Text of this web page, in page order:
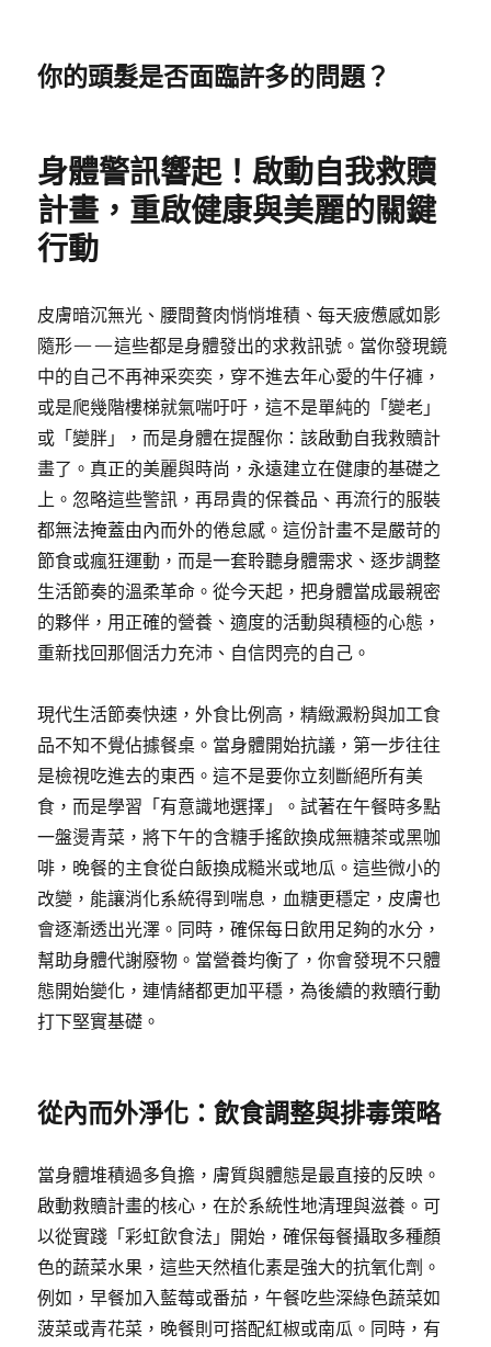
你的頭髮是否面臨許多的問題？
身體警訊響起！啟動自我救贖
計畫，重啟健康與美麗的關鍵
行動
皮膚暗沉無光、腰間贅肉悄悄堆積、每天疲憊感如影
隨形——這些都是身體發出的求救訊號。當你發現鏡
中的自己不再神采奕奕，穿不進去年心愛的牛仔褲，
或是爬幾階樓梯就氣喘吁吁，這不是單純的「變老」
或「變胖」，而是身體在提醒你：該啟動自我救贖計
畫了。真正的美麗與時尚，永遠建立在健康的基礎之
上。忽略這些警訊，再昂貴的保養品、再流行的服裝
都無法掩蓋由內而外的倦怠感。這份計畫不是嚴苛的
節食或瘋狂運動，而是一套聆聽身體需求、逐步調整
生活節奏的溫柔革命。從今天起，把身體當成最親密
的夥伴，用正確的營養、適度的活動與積極的心態，
重新找回那個活力充沛、自信閃亮的自己。
現代生活節奏快速，外食比例高，精緻澱粉與加工食
品不知不覺佔據餐桌。當身體開始抗議，第一步往往
是檢視吃進去的東西。這不是要你立刻斷絕所有美
食，而是學習「有意識地選擇」。試著在午餐時多點
一盤燙青菜，將下午的含糖手搖飲換成無糖茶或黑咖
啡，晚餐的主食從白飯換成糙米或地瓜。這些微小的
改變，能讓消化系統得到喘息，血糖更穩定，皮膚也
會逐漸透出光澤。同時，確保每日飲用足夠的水分，
幫助身體代謝廢物。當營養均衡了，你會發現不只體
態開始變化，連情緒都更加平穩，為後續的救贖行動
打下堅實基礎。
從內而外淨化：飲食調整與排毒策略
當身體堆積過多負擔，膚質與體態是最直接的反映。
啟動救贖計畫的核心，在於系統性地清理與滋養。可
以從實踐「彩虹飲食法」開始，確保每餐攝取多種顏
色的蔬菜水果，這些天然植化素是強大的抗氧化劑。
例如，早餐加入藍莓或番茄，午餐吃些深綠色蔬菜如
菠菜或青花菜，晚餐則可搭配紅椒或南瓜。同時，有